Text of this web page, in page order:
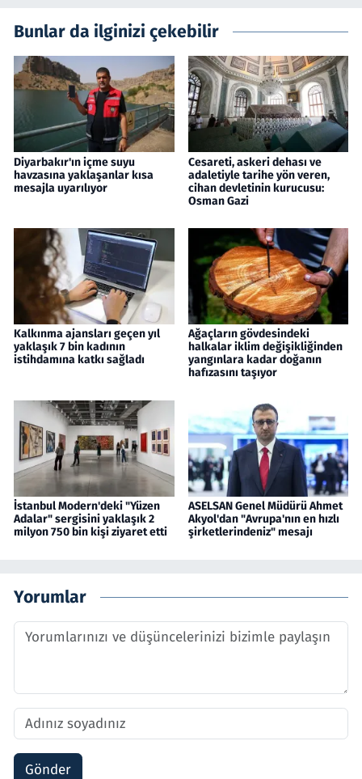
Bunlar da ilginizi çekebilir
Diyarbakır'ın içme suyu
havzasına yaklaşanlar kısa
mesajla uyarılıyor
Cesareti, askeri dehası ve
adaletiyle tarihe yön veren,
cihan devletinin kurucusu:
Osman Gazi
Kalkınma ajansları geçen yıl
yaklaşık 7 bin kadının
istihdamına katkı sağladı
Ağaçların gövdesindeki
halkalar iklim değişikliğinden
yangınlara kadar doğanın
hafızasını taşıyor
İstanbul Modern'deki "Yüzen
Adalar" sergisini yaklaşık 2
milyon 750 bin kişi ziyaret etti
ASELSAN Genel Müdürü Ahmet
Akyol'dan "Avrupa'nın en hızlı
şirketlerindeniz" mesajı
Yorumlar
Gönder